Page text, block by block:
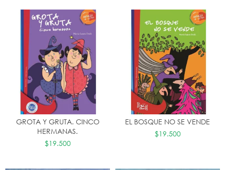
GROTA Y GRUTA. CINCO
HERMANAS.
$19.500
EL BOSQUE NO SE VENDE
$19.500